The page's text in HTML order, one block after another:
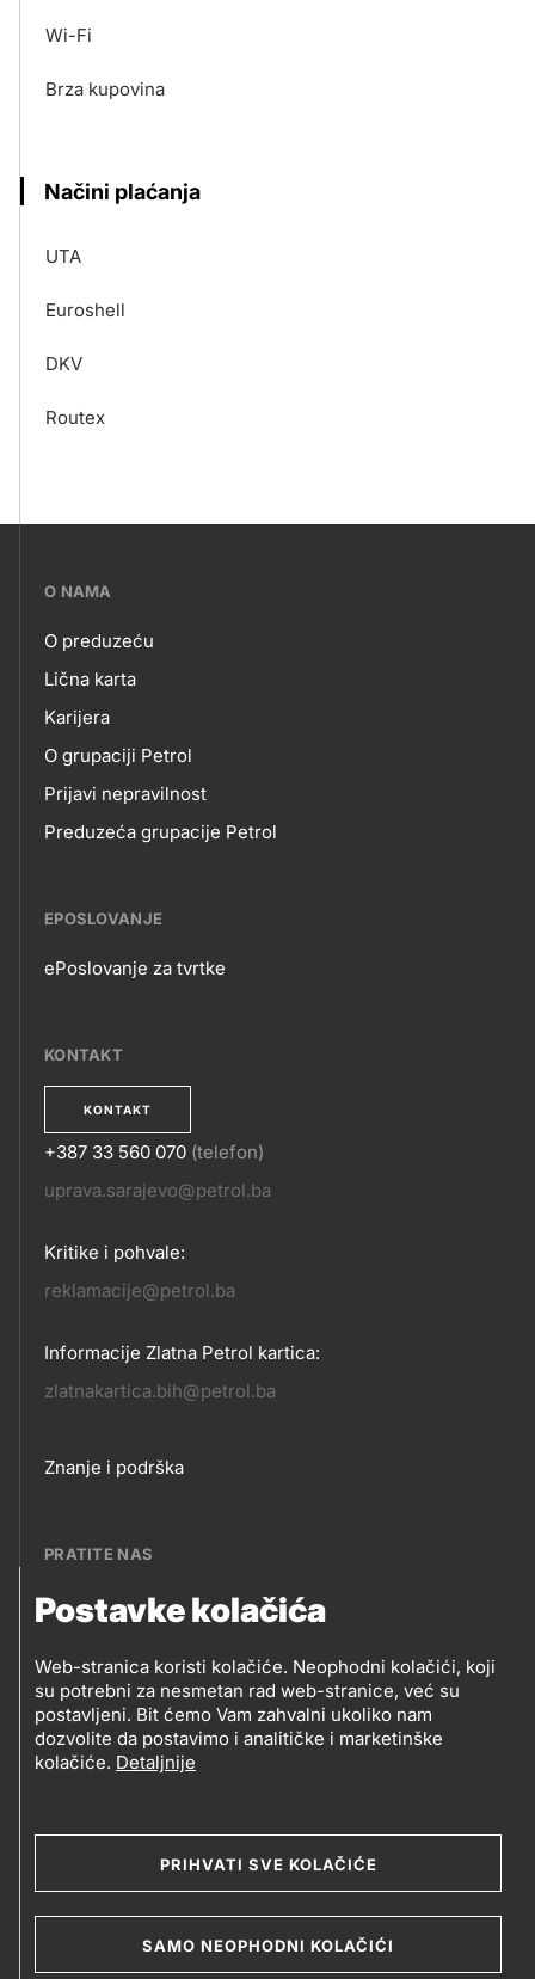
Postavke kolačića
Web-stranica koristi kolačiće. Neophodni kolačići, koji
su potrebni za nesmetan rad web-stranice, već su
postavljeni. Bit ćemo Vam zahvalni ukoliko nam
dozvolite da postavimo i analitičke i marketinške
kolačiće. Detaljnije
PRIHVATI SVE KOLAČIĆE
SAMO NEOPHODNI KOLAČIĆI
Wi-Fi
Brza kupovina
Načini plaćanja
UTA
Euroshell
DKV
Routex
???
skupno.footer-
title???
O NAMA
O
NAMA
O preduzeću
Lična karta
Karijera
O grupaciji Petrol
Prijavi nepravilnost
Preduzeća grupacije Petrol
EPOSLOVANJE
ePoslovanje za tvrtke
KONTAKT
KONTAKT
KONTAKT
+387 33 560 070 (telefon)
uprava.sarajevo@petrol.ba
Kritike i pohvale:
reklamacije@petrol.ba
Informacije Zlatna Petrol kartica:
zlatnakartica.bih@petrol.ba
Footer
Znanje i podrška
PRATITE NAS
PRATITE
NAS
Petrol BH Oil Company, d.o.o.
Džemala Bijedića 202, 71210 Ilidža, Sarajevo
Social
media
Legal
2019-2026 Petrol BH Oil Company d.o.o. i Petrol d.d.,
Ljubljana
Uslovi upotrebe
Opći uslovi
Kolačići